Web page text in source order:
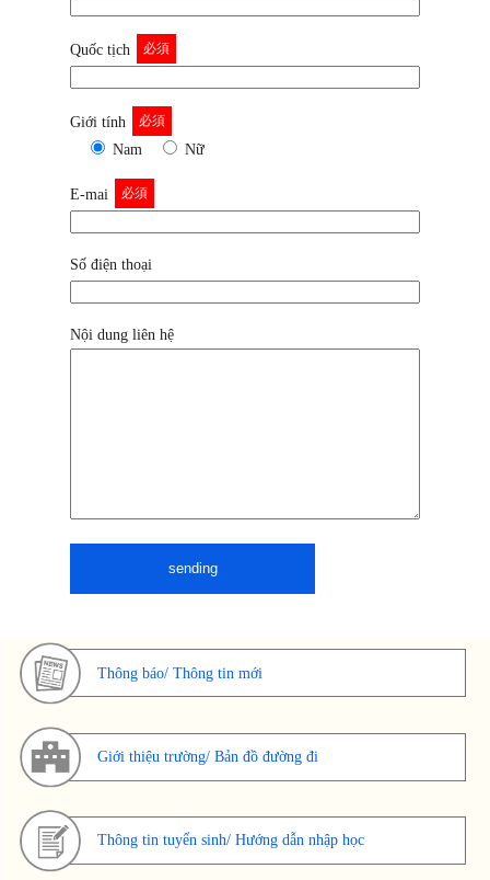
Quốc tịch 必須
Giới tính 必須
Nam Nữ
E-mai 必須
Số điện thoại
Nội dung liên hệ
Thông báo/ Thông tin mới
Giới thiệu trường/ Bản đồ đường đi
Thông tin tuyển sinh/ Hướng dẫn nhập học